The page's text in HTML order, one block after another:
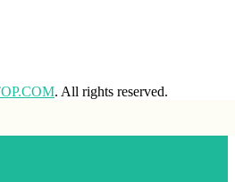
. All rights reserved.